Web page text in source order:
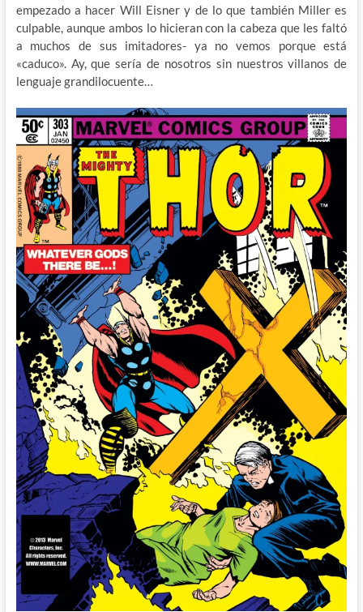
empezado a hacer Will Eisner y de lo que también Miller es
culpable, aunque ambos lo hicieran con la cabeza que les faltó
a muchos de sus imitadores- ya no vemos porque está
«caduco». Ay, que sería de nosotros sin nuestros villanos de
lenguaje grandilocuente…